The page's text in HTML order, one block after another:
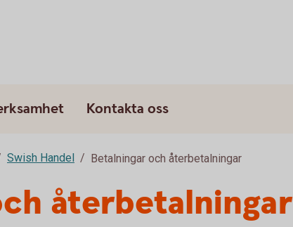
Kontakta oss
Swish Handel Betalningar och återbetalningar
återbetalningar